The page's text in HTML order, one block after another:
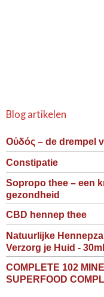
Blog artikelen
Οὐδός – de drempel
Constipatie
Sopropo thee – een
gezondheid
CBD hennep thee
Natuurlijke
Verzorg je Huid - 30ml
COMPLETE 102
SUPERFOOD